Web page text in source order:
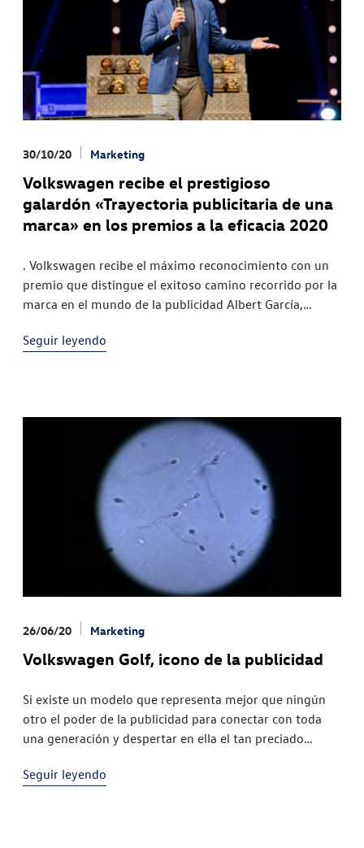
30/10/20 Marketing
Volkswagen recibe el prestigioso
galardón «Trayectoria publicitaria de una
marca» en los premios a la eficacia 2020
. Volkswagen recibe el máximo reconocimiento con un
premio que distingue el exitoso camino recorrido por la
marca en el mundo de la publicidad Albert García,
"Entendemos la publicidad
Seguir leyendo
26/06/20 Marketing
Volkswagen Golf, icono de la publicidad
Si existe un modelo que representa mejor que ningún
otro el poder de la publicidad para conectar con toda
una generación y despertar en ella el tan preciado
Seguir leyendo